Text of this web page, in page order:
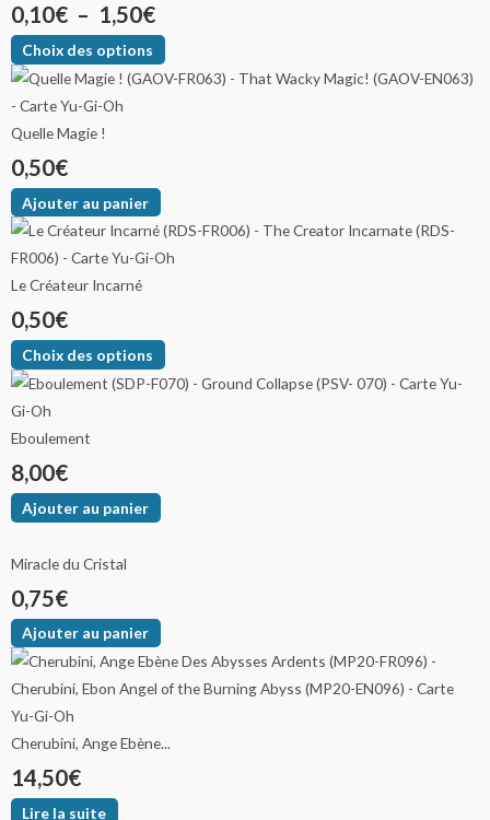
0,10€ – 1,50€
Choix des options
Quelle Magie !
0,50€
Ajouter au panier
Le Créateur Incarné
0,50€
Choix des options
Eboulement
8,00€
Ajouter au panier
Miracle du Cristal
0,75€
Ajouter au panier
Cherubini, Ange Ebène...
14,50€
Lire la suite